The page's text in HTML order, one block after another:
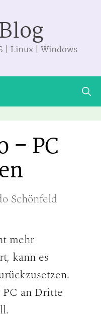
| Linux | Windows
– PC
Schönfeld
mehr
kann es
an Dritte